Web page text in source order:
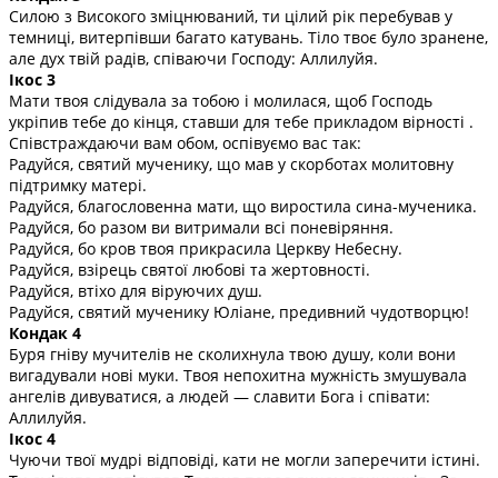
Силою з Високого зміцнюваний, ти цілий рік перебував у
темниці, витерпівши багато катувань. Тіло твоє було зранене,
але дух твій радів, співаючи Господу: Аллилуйя.
Ікос 3
Мати твоя слідувала за тобою і молилася, щоб Господь
укріпив тебе до кінця, ставши для тебе прикладом вірності .
Співстраждаючи вам обом, оспівуємо вас так:
Радуйся, святий мученику, що мав у скорботах молитовну
підтримку матері.
Радуйся, благословенна мати, що виростила сина-мученика.
Радуйся, бо разом ви витримали всі поневіряння.
Радуйся, бо кров твоя прикрасила Церкву Небесну.
Радуйся, взірець святої любові та жертовності.
Радуйся, втіхо для віруючих душ.
Радуйся, святий мученику Юліане, предивний чудотворцю!
Кондак 4
Буря гніву мучителів не сколихнула твою душу, коли вони
вигадували нові муки. Твоя непохитна мужність змушувала
ангелів дивуватися, а людей — славити Бога і співати:
Аллилуйя.
Ікос 4
Чуючи твої мудрі відповіді, кати не могли заперечити істині.